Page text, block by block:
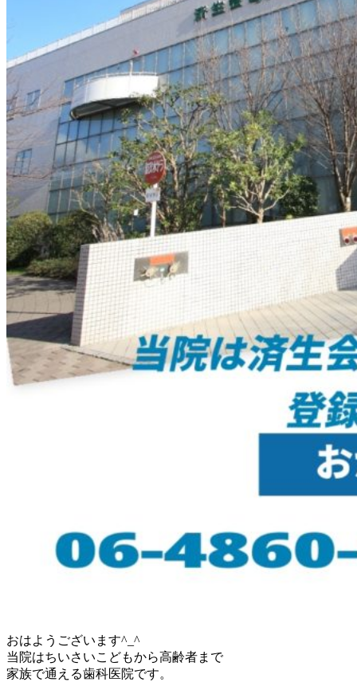
おはようございます^_^
当院はちいさいこどもから高齢者まで
家族で通える歯科医院です。